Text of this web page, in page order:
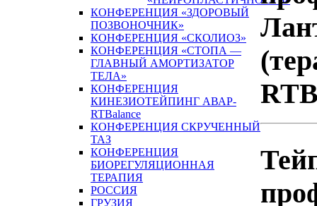
КОНФЕРЕНЦИЯ «ЗДОРОВЫЙ
ПОЗВОНОЧНИК»
КОНФЕРЕНЦИЯ «СКОЛИОЗ»
КОНФЕРЕНЦИЯ «СТОПА —
ГЛАВНЫЙ АМОРТИЗАТОР
ТЕЛА»
КОНФЕРЕНЦИЯ
КИНЕЗИОТЕЙПИНГ АВАР-
RTBalance
КОНФЕРЕНЦИЯ СКРУЧЕННЫЙ
ТАЗ
КОНФЕРЕНЦИЯ
БИОРЕГУЛЯЦИОННАЯ
ТЕРАПИЯ
РОССИЯ
ГРУЗИЯ